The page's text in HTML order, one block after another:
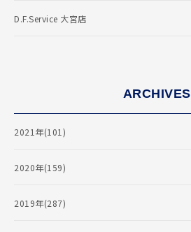
D.F.Service 大宮店
ARCHIVES
2021年(101)
2020年(159)
2019年(287)